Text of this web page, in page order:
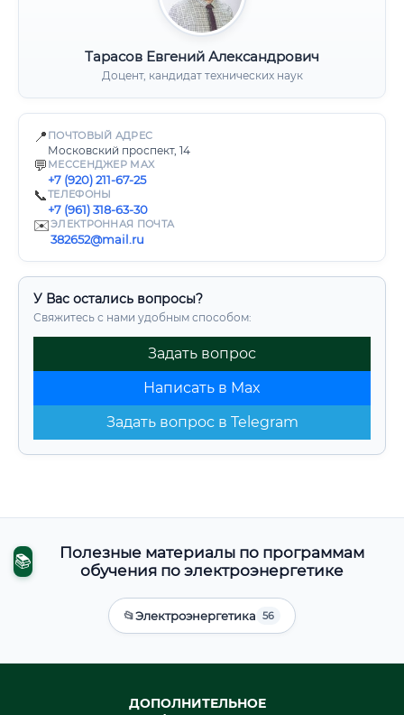
Тарасов Евгений Александрович
Доцент, кандидат технических наук
📍 ПОЧТОВЫЙ АДРЕС
Московский проспект, 14
💬 МЕССЕНДЖЕР MAX
+7 (920) 211-67-25
📞ТЕЛЕФОНЫ
+7 (961) 318-63-30
✉️ЭЛЕКТРОННАЯ ПОЧТА
382652@mail.ru
У Вас остались вопросы?
Свяжитесь с нами удобным способом:
Задать вопрос
Написать в Max
Задать вопрос в Telegram
📚
Полезные материалы по программам
обучения по электроэнергетике
📂Электроэнергетика 56
ДОПОЛНИТЕЛЬНОЕ